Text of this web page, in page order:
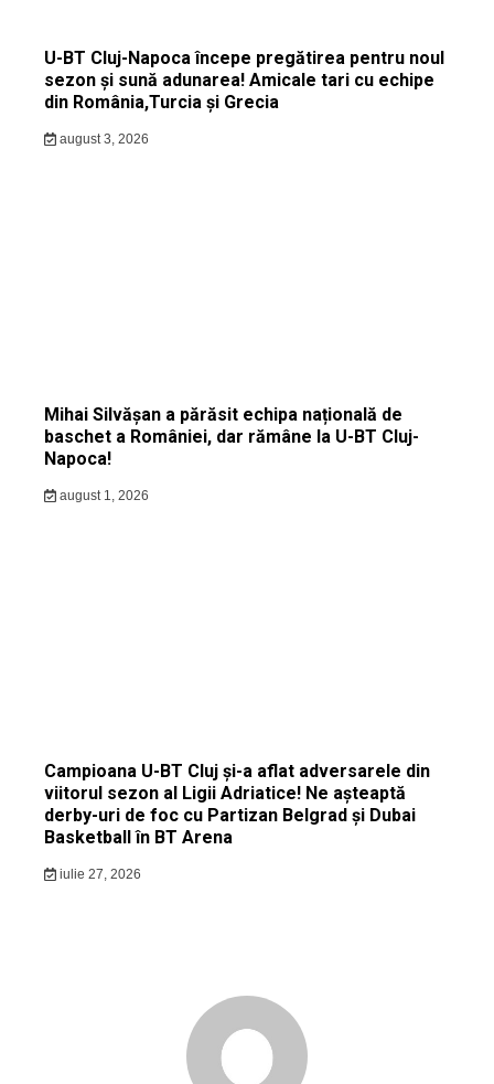
U-BT Cluj-Napoca începe pregătirea pentru noul
sezon și sună adunarea! Amicale tari cu echipe
din România,Turcia și Grecia
august 3, 2026
Mihai Silvășan a părăsit echipa națională de
baschet a României, dar rămâne la U-BT Cluj-
Napoca!
august 1, 2026
Campioana U-BT Cluj și-a aflat adversarele din
viitorul sezon al Ligii Adriatice! Ne așteaptă
derby-uri de foc cu Partizan Belgrad și Dubai
Basketball în BT Arena
iulie 27, 2026